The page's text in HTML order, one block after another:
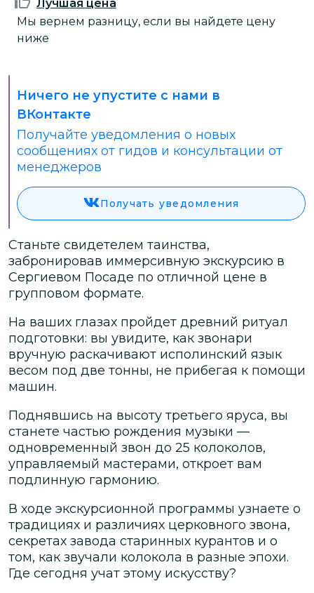
Лучшая цена
Мы вернем разницу, если вы найдете цену
ниже
Ничего не упустите с нами в
ВКонтакте
Получайте уведомления о новых
сообщениях от гидов и консультации от
менеджеров
Получать уведомления
Станьте свидетелем таинства,
забронировав иммерсивную экскурсию в
Сергиевом Посаде по отличной цене в
групповом формате.
На ваших глазах пройдет древний ритуал
подготовки: вы увидите, как звонари
вручную раскачивают исполинский язык
весом под две тонны, не прибегая к помощи
машин.
Поднявшись на высоту третьего яруса, вы
станете частью рождения музыки —
одновременный звон до 25 колоколов,
управляемый мастерами, откроет вам
подлинную гармонию.
В ходе экскурсионной программы узнаете о
традициях и различиях церковного звона,
секретах завода старинных курантов и о
том, как звучали колокола в разные эпохи.
Где сегодня учат этому искусству?